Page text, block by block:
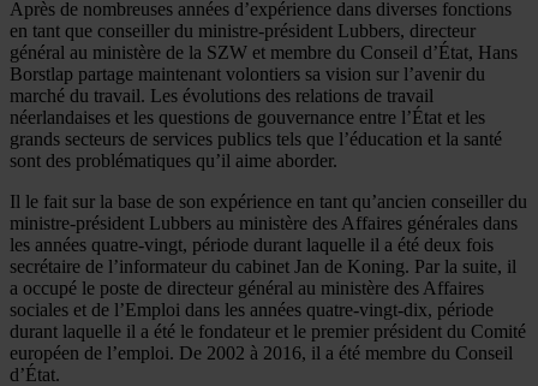
Après de nombreuses années d’expérience dans diverses fonctions
en tant que conseiller du ministre-président Lubbers, directeur
général au ministère de la SZW et membre du Conseil d’État, Hans
Borstlap partage maintenant volontiers sa vision sur l’avenir du
marché du travail. Les évolutions des relations de travail
néerlandaises et les questions de gouvernance entre l’État et les
grands secteurs de services publics tels que l’éducation et la santé
sont des problématiques qu’il aime aborder.
Il le fait sur la base de son expérience en tant qu’ancien conseiller du
ministre-président Lubbers au ministère des Affaires générales dans
les années quatre-vingt, période durant laquelle il a été deux fois
secrétaire de l’informateur du cabinet Jan de Koning. Par la suite, il
a occupé le poste de directeur général au ministère des Affaires
sociales et de l’Emploi dans les années quatre-vingt-dix, période
durant laquelle il a été le fondateur et le premier président du Comité
européen de l’emploi. De 2002 à 2016, il a été membre du Conseil
d’État.